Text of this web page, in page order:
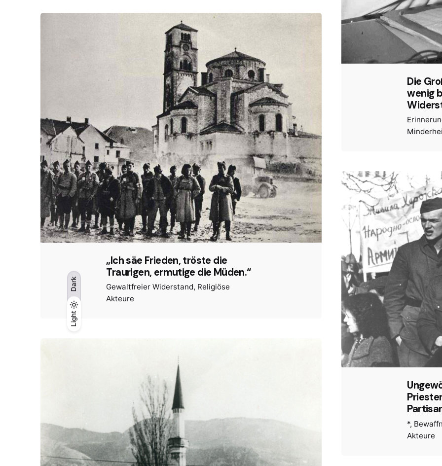
Light
Dark
Light
Dark
Die
wenig
„Ich säe Frieden, tröste die
Traurigen, ermutige die Müden.“
Gewaltfreier Widerstand Religiöse
Akteure
*
Akteure